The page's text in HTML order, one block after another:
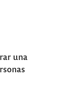
una